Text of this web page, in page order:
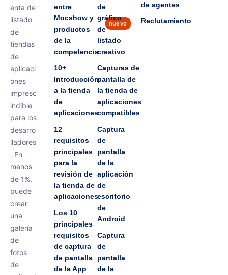
enta de
listado
de
tiendas
de
aplicaci
ones
impresc
indible
para los
desarro
lladores
. En
menos
de 1%,
puede
crear
una
galería
de
fotos
de
entre
Mocshow y
productos
de la
competencia
nuevo
10+
Introducción
a la tienda
de
aplicaciones
12
requisitos
principales
para la
revisión de
la tienda de
aplicaciones
Los 10
principales
requisitos
de captura
de pantalla
de la App
de
gráfico
de
listado
creativo
Capturas de
pantalla de
la tienda de
aplicaciones
compatibles
Captura
de
pantalla
de la
aplicación
de
escritorio
de
Android
Captura
de
pantalla
de la
de agentes
Reclutamiento